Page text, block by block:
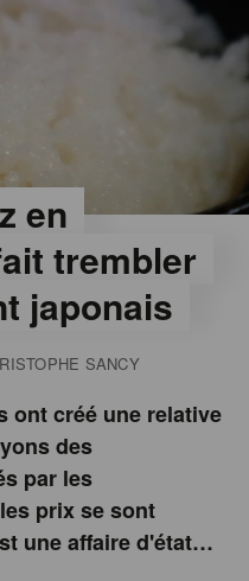
en
trembler
japonais
SANCY
ont créé une relative
des
par les
prix se sont
une affaire d'état…